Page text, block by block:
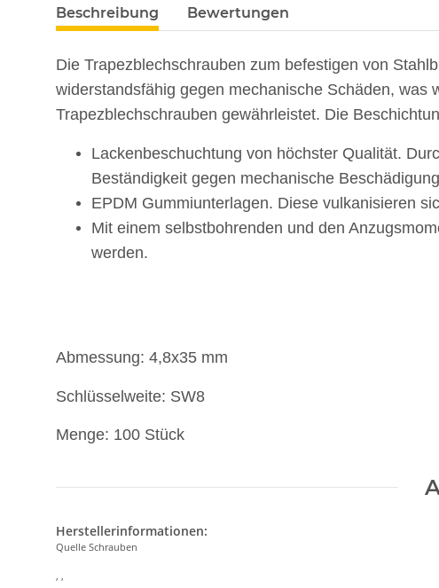
Beschreibung Bewertungen
Die Trapezblechschrauben zum befestigen von
widerstandsfähig gegen mechanische Schäden,
Trapezblechschrauben gewährleistet. Die
Lackenbeschuchtung von höchster Qualität.
Beständigkeit gegen mechanische
EPDM Gummiunterlagen. Diese vulkanisieren
Mit einem selbstbohrenden und den
werden.
Abmessung: 4,8x35 mm
Schlüsselweite: SW8
Menge: 100 Stück
Herstellerinformationen:
Quelle Schrauben